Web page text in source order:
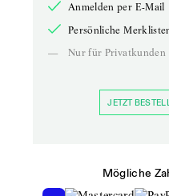
Anmelden per E-Mail
Persönliche
—
Nur für Privatkunden
JETZT
Mögliche